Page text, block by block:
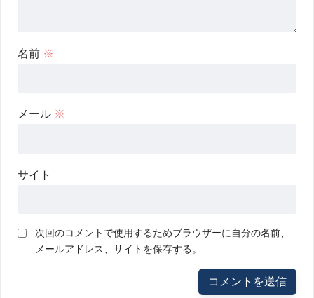
名前 ※
メール ※
サイト
次回のコメントで使用するためブラウザーに自分の名前、
メールアドレス、サイトを保存する。